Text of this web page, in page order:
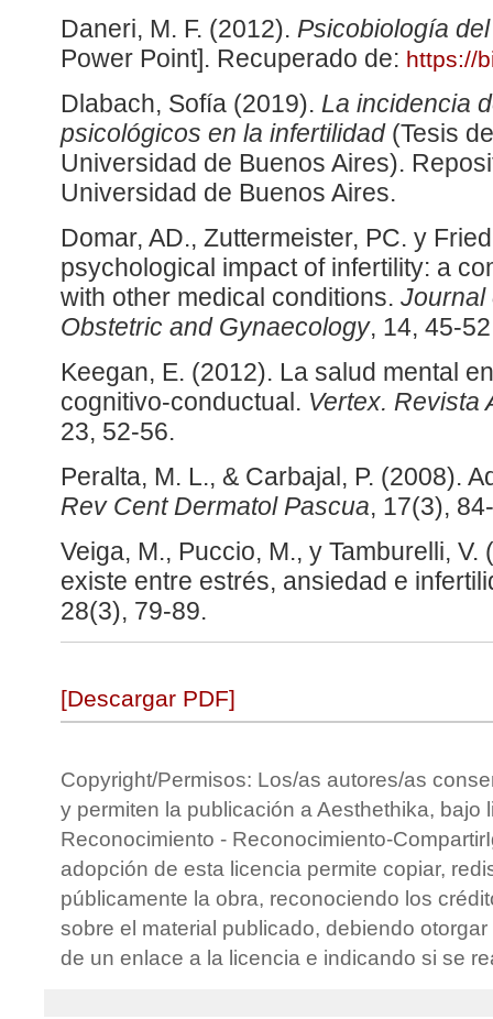
Daneri, M. F. (2012). Psicobiología
Power Point]. Recuperado de: https://
Dlabach, Sofía (2019). La incidencia
psicológicos en la infertilidad(Tesis
Universidad de Buenos Aires).
Universidad de Buenos Aires.
Domar, AD., Zuttermeister, PC. y
psychological impact of infertility: a
with other medical conditions. Journal
Obstetric and Gynaecology, 14, 45-
Keegan, E. (2012). La salud mental
cognitivo-conductual. Vertex. Revista
23, 52-56.
Peralta, M. L., & Carbajal, P. (2008).
Rev Cent Dermatol Pascua, 17(3),
Veiga, M., Puccio, M., y Tamburelli,
existe entre estrés, ansiedad e
28(3), 79-89.
[Descargar PDF]
Copyright/Permisos: Los/as autores/as
y permiten la publicación a Aesthethika, bajo
Reconocimiento - Reconocimiento-
adopción de esta licencia permite copiar,
públicamente la obra, reconociendo los
sobre el material publicado, debiendo
de un enlace a la licencia e indicando si se